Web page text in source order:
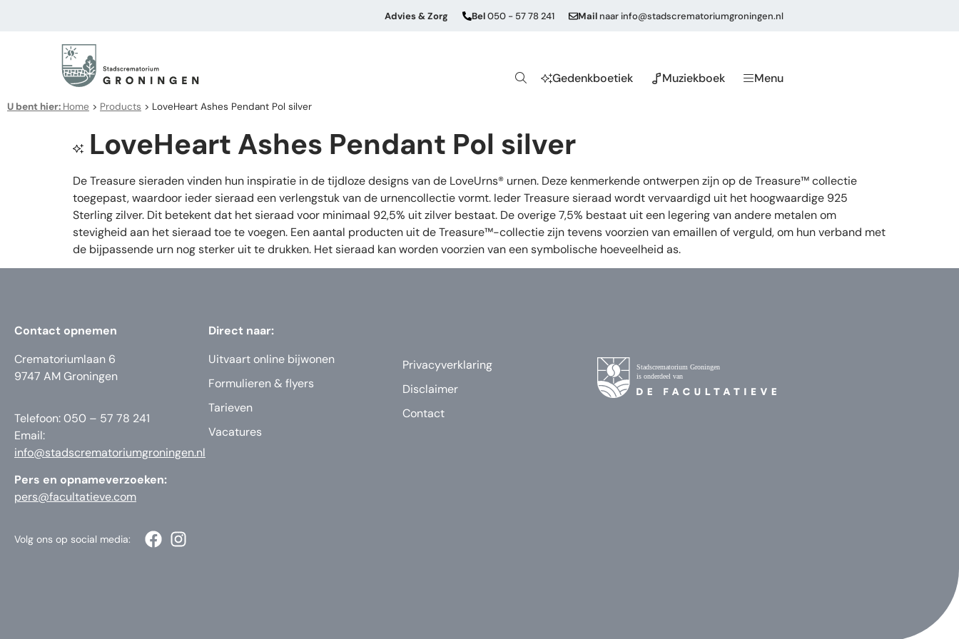
Advies & Zorg Bel050 - 57 78 241 Mail naarinfo@stadscrematoriumgroningen.nl
Gedenkboetiek Muziekboek Menu
U bent hier: Home > Products > LoveHeart Ashes Pendant Pol silver
LoveHeart Ashes Pendant Pol silver
De Treasure sieraden vinden hun inspiratie in de tijdloze designs van de LoveUrns® urnen. Deze kenmerkende ontwerpen zijn op de Treasure™ collectie
toegepast, waardoor ieder sieraad een verlengstuk van de urnencollectie vormt. Ieder Treasure sieraad wordt vervaardigd uit het hoogwaardige 925
Sterling zilver. Dit betekent dat het sieraad voor minimaal 92,5% uit zilver bestaat. De overige 7,5% bestaat uit een legering van andere metalen om
stevigheid aan het sieraad toe te voegen. Een aantal producten uit de Treasure™-collectie zijn tevens voorzien van emaillen of verguld, om hun verband met
de bijpassende urn nog sterker uit te drukken. Het sieraad kan worden voorzien van een symbolische hoeveelheid as.
Contact opnemen
Crematoriumlaan 6
9747 AM Groningen
Telefoon: 050 – 57 78 241
Email:
info@stadscrematoriumgroningen.nl
Pers en opnameverzoeken:
pers@facultatieve.com
Direct naar:
Uitvaart online bijwonen
Formulieren & flyers
Tarieven
Vacatures
Privacyverklaring
Disclaimer
Contact
Volg ons op social media: